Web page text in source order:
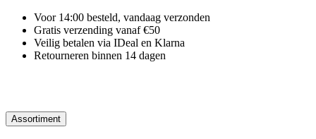
Voor 14:00 besteld, vandaag verzonden
Gratis verzending vanaf €50
Veilig betalen via IDeal en Klarna
Retourneren binnen 14 dagen
Assortiment